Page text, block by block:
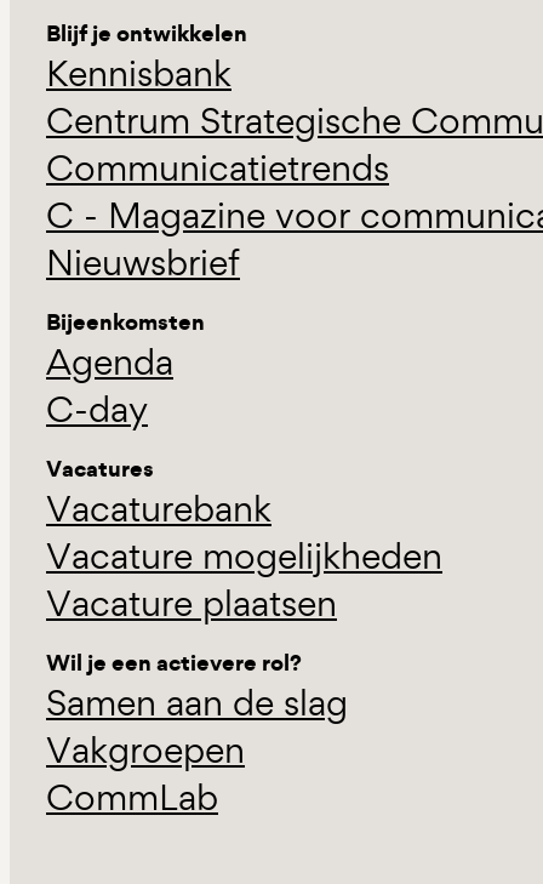
Blijf je ontwikkelen
Kennisbank
Centrum Strategische
Communicatietrends
C - Magazine voor
Nieuwsbrief
Bijeenkomsten
Agenda
C-day
Vacatures
Vacaturebank
Vacature mogelijkheden
Vacature plaatsen
Wil je een actievere rol?
Samen aan de slag
Vakgroepen
CommLab